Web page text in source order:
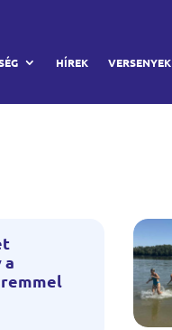
HÍREK VERSENYEK
a